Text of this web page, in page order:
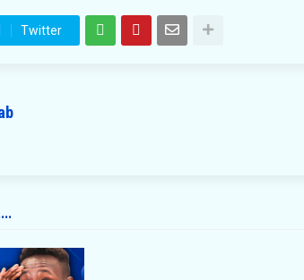
Twitter